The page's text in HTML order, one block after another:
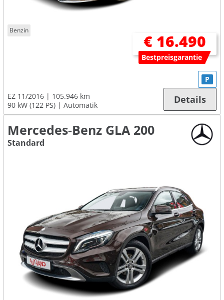
Benzin
€ 16.490
Bestpreisgarantie
EZ 11/2016
105.946 km
90 kW (122 PS)
Automatik
P
Details
Mercedes-Benz GLA 200
Standard